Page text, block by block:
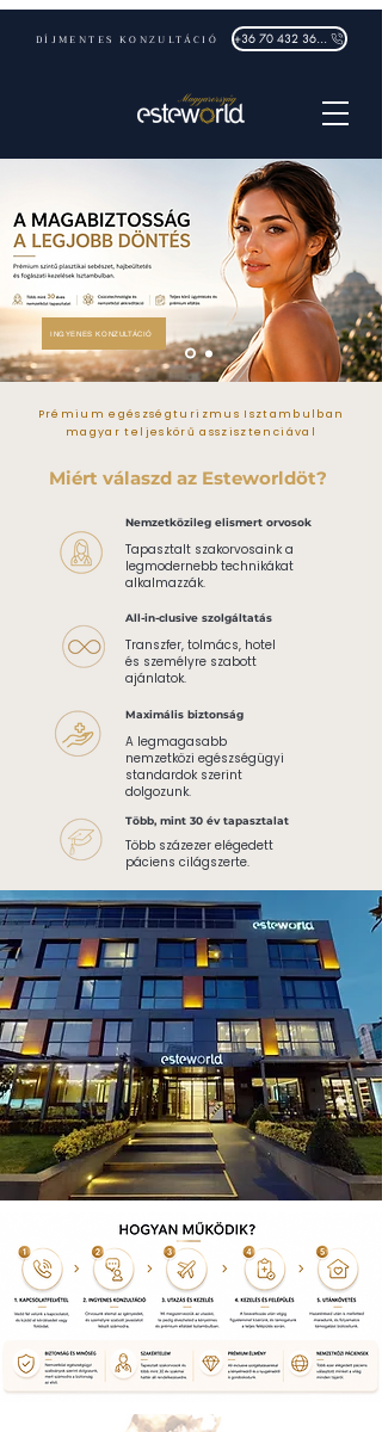
DÍJMENTES KONZULTÁCIÓ +36 70 432 3632
INGYENES KONZULTÁCIÓ
Prémium egészségturizmus Isztambulban
magyar teljeskörű asszisztenciával
Miért válaszd az Esteworldöt?
Nemzetközileg elismert orvosok
Tapasztalt szakorvosaink a
legmodernebb technikákat
alkalmazzák.
All-in-clusive szolgáltatás
Transzfer, tolmács, hotel
és személyre szabott
ajánlatok.
Maximális biztonság
A legmagasabb
nemzetközi egészségügyi
standardok szerint
dolgozunk.
Több, mint 30 év tapasztalat
Több százezer elégedett
páciens cilágszerte.